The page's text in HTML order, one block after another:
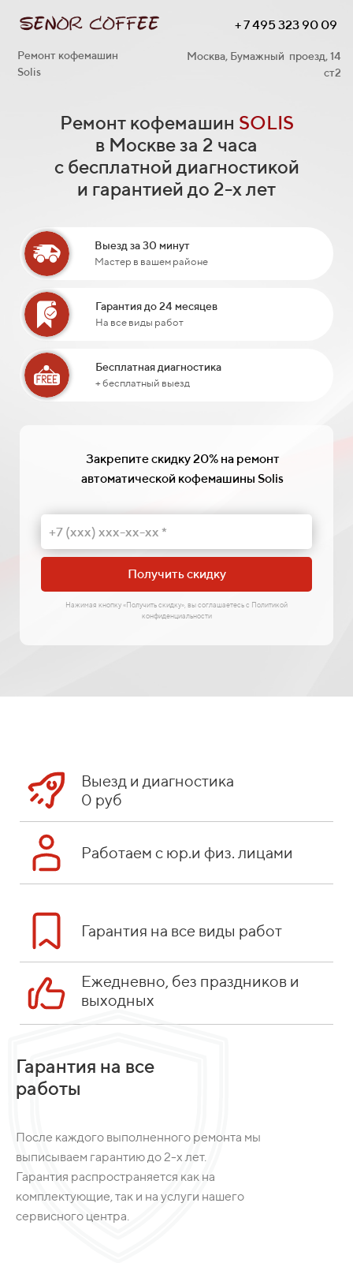
Ремонт кофемашин
Solis
+ 7 495 323 90 09
Москва, Бумажный проезд, 14
ст2
Ремонт кофемашин SOLIS
в Москве за 2 часа
с бесплатной диагностикой
и гарантией до 2-х лет
Выезд за 30 минут
Мастер в вашем районе
Гарантия до 24 месяцев
На все виды работ
Бесплатная диагностика
+ бесплатный выезд
Закрепите скидку 20% на ремонт
автоматической кофемашины Solis
Получить скидку
Нажимая кнопку «Получить скидку», вы соглашаетесь с Политикой
конфиденциальности
Выезд и диагностика
0 руб
Работаем с юр.и физ. лицами
Гарантия на все виды работ
Ежедневно, без праздников и
выходных
Гарантия на все
работы
После каждого выполненного ремонта мы
выписываем гарантию до 2-х лет.
Гарантия распространяется как на
комплектующие, так и на услуги нашего
сервисного центра.